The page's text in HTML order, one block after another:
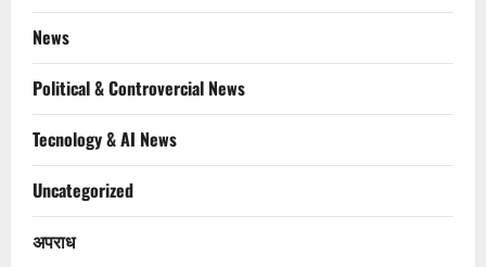
News
Political & Controvercial News
Tecnology & AI News
Uncategorized
अपराध